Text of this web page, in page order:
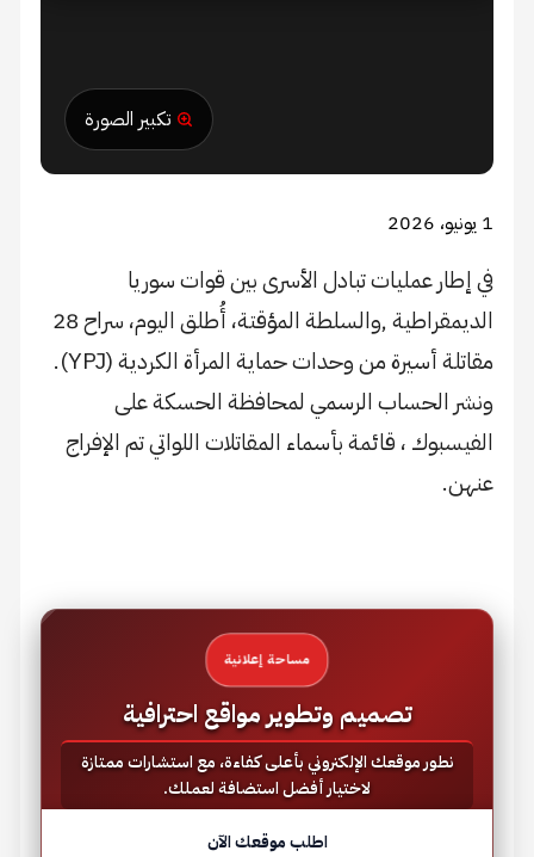
تكبير الصورة
1 يونيو، 2026
في إطار عمليات تبادل الأسرى بين قوات سوريا
الديمقراطية ,والسلطة المؤقتة، أُطلق اليوم، سراح 28
مقاتلة أسيرة من وحدات حماية المرأة الكردية (YPJ).
ونشر الحساب الرسمي لمحافظة الحسكة على
الفيسبوك ، قائمة بأسماء المقاتلات اللواتي تم الإفراج
عنهن.
مساحة إعلانية
تصميم وتطوير مواقع احترافية
نطور موقعك الإلكتروني بأعلى كفاءة، مع استشارات ممتازة
لاختيار أفضل استضافة لعملك.
اطلب موقعك الآن